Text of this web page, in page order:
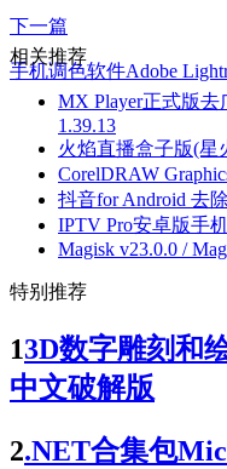
下一篇
手机调色软件Adobe
相关推荐
MX Player正式版去
1.39.13
火焰直播盒子版(星
CorelDRAW
抖音for Android 去
IPTV Pro安卓版手
Magisk v23.0.0 /
特别推荐
13D数字雕刻和
中文破解版
2.NET合集包